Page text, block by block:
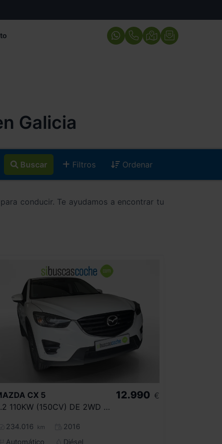
Galicia
Buscar Filtros Ordenar
conducir. Te ayudamos a encontrar tu
CX 5
2.2 110KW (150CV) DE 2WD AT STYLE
234.016 km
2016
Automático
Diésel
12.990 €